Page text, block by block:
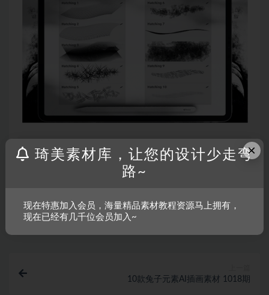
声明：温馨提示：本资源来源于互联网，仅供参考学习使用，若
该资源侵犯了您的权益，请联系我们处理。
收藏 链接
10款兔子元素AI插画素材 1018期
×
琦美素材库，让您的设计少走弯
路~
现在特惠加入会员，海量精品素材教程资源马上拥有，
现在已经有几千位会员加入~